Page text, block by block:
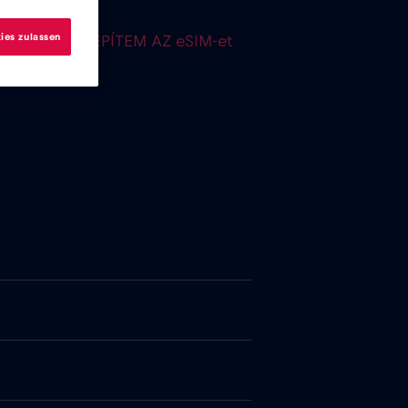
TELEPÍTEM AZ eSIM-et
zulassen